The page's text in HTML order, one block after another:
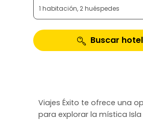
1 habitación, 2 huéspedes
Buscar
Viajes Éxito te ofrece una
para explorar la mística Isla